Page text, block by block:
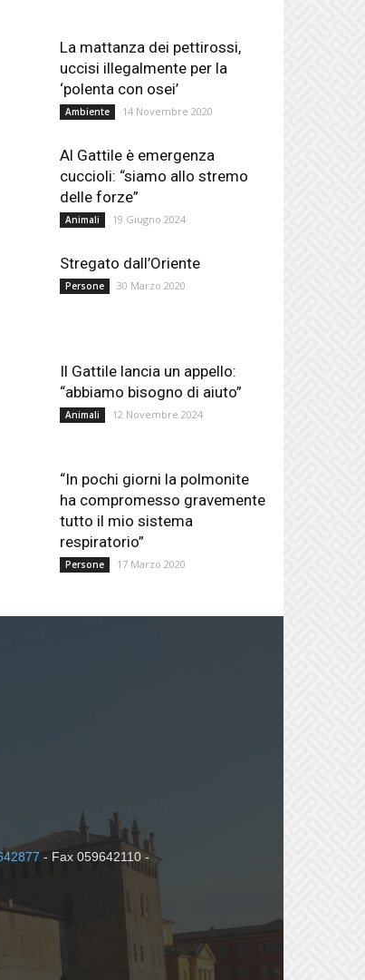
La mattanza dei pettirossi,
uccisi illegalmente per la
‘polenta con osei’
Ambiente 14 Novembre 2020
Al Gattile è emergenza
cuccioli: “siamo allo stremo
delle forze”
Animali 19 Giugno 2024
Stregato dall’Oriente
Persone 30 Marzo 2020
Il Gattile lancia un appello:
“abbiamo bisogno di aiuto”
Animali 12 Novembre 2024
“In pochi giorni la polmonite
ha compromesso gravemente
tutto il mio sistema
respiratorio”
Persone 17 Marzo 2020
- Fax 059642110 -